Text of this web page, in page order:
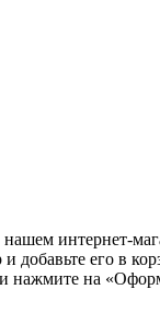
интернет-
добавьте его в
нажмите на